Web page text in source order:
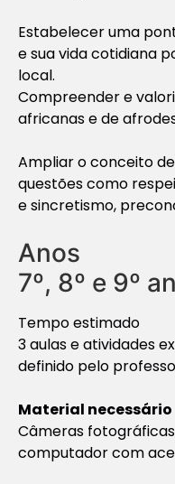
Estabelecer uma
e sua vida cotidiana
local.
Compreender e
africanas e de
Ampliar o conceito
questões como
e sincretismo,
Anos
7º, 8º e 9º
Tempo estimado
3 aulas e atividades
definido pelo
Material necessário
Câmeras
computador com